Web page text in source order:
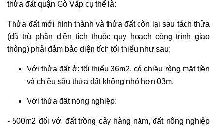
thửa đất quận Gò Vấp cụ thể là:
Thửa đất mới hình thành và thửa đất còn lại sau tách thửa
(đã trừ phần diện tích thuộc quy hoạch công trình giao
thông) phải đảm bảo diện tích tối thiểu như sau:
Với thửa đất ở: tối thiểu 36m2, có chiều rộng mặt tiền
và chiều sâu thửa đất không nhỏ hơn 03m.
Với thửa đất nông nghiệp:
- 500m2 đối với đất trồng cây hàng năm, đất nông nghiệp